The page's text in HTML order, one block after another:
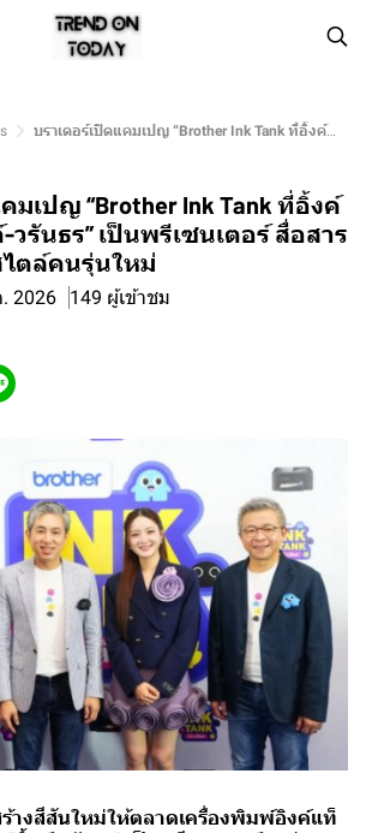
บราเดอร์เปิดแคมเปญ “Brother Ink Tank ที่อิ้งค์เลือก” ดึง “อิ้งค์-วรันธร” เป็นพรีเซนเตอร์ สื่อสารแบรนด์สู่ไลฟ์สไตล์คนรุ่นใหม่
มเปญ “Brother Ink Tank ที่อิ้งค์
-วรันธร” เป็นพรีเซนเตอร์ สื่อสาร
ตล์คนรุ่นใหม่
2026 149 ผู้เข้าชม
ร้างสีสันใหม่ให้ตลาดเครื่องพิมพ์อิงค์แท็